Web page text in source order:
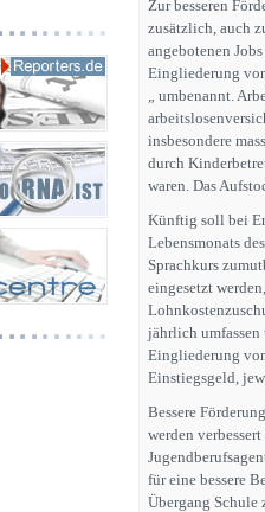
Zur besseren
zusätzlich, auch
angebotenen
Eingliederung
„ umbenannt.
insbesondere
durch
waren. Das
Künftig soll bei
Lebensmonats
Sprachkurs
eingesetzt
jährlich umfassen
Eingliederung
Einstiegsgeld,
Bessere
werden
für eine bessere
Übergang Schule